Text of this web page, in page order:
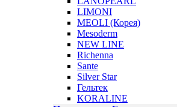
LIMONI
MEOLI (Корея)
Mesoderm
NEW LINE
Richenna
Sante
Silver Star
Гельтек
KORALINE